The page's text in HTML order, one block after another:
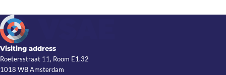
Visiting address
Roetersstraat 11, Room E1.32
1018 WB Amsterdam